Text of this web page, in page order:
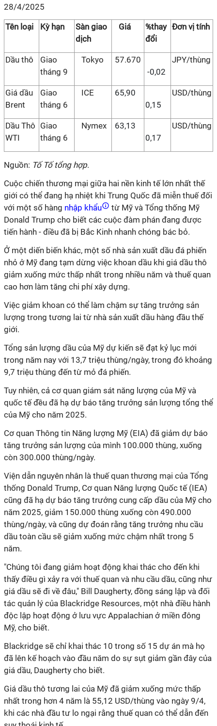
28/4/2025
Tên loại Kỳ hạn
Sàn giao
dịch
Giá
%thay
đổi
Đơn vị tính
Dầu thô
Giao
tháng 9
Tokyo
57.670
-0,02
JPY/thùng
Giá dầu
Brent
Giao
tháng 6
ICE
65,90
0,15
USD/thùng
Dầu Thô
WTI
Giao
tháng 6
Nymex
63,13
0,17
USD/thùng
Nguồn: Tố Tố tổng hợp.
Cuộc chiến thương mại giữa hai nền kinh tế lớn nhất thế
giới có thể đang hạ nhiệt khi Trung Quốc đã miễn thuế đối
với một số hàng nhập khẩu
từ Mỹ và Tổng thống Mỹ
Donald Trump cho biết các cuộc đàm phán đang được
tiến hành - điều đã bị Bắc Kinh nhanh chóng bác bỏ.
Ở một diến biến khác, một số nhà sản xuất dầu đá phiến
nhỏ ở Mỹ đang tạm dừng việc khoan dầu khi giá dầu thô
giảm xuống mức thấp nhất trong nhiều năm và thuế quan
cao hơn làm tăng chi phí xây dựng.
Việc giảm khoan có thể làm chậm sự tăng trưởng sản
lượng trong tương lai từ nhà sản xuất dầu hàng đầu thế
giới.
Tổng sản lượng dầu của Mỹ dự kiến sẽ đạt kỷ lục mới
trong năm nay với 13,7 triệu thùng/ngày, trong đó khoảng
9,7 triệu thùng đến từ mỏ đá phiến.
Tuy nhiên, cả cơ quan giám sát năng lượng của Mỹ và
quốc tế đều đã hạ dự báo tăng trưởng sản lượng tổng thể
của Mỹ cho năm 2025.
Cơ quan Thông tin Năng lượng Mỹ (EIA) đã giảm dự báo
tăng trưởng sản lượng của mình 100.000 thùng, xuống
còn 300.000 thùng/ngày.
Viện dẫn nguyên nhân là thuế quan thương mại của Tổng
thống Donald Trump, Cơ quan Năng lượng Quốc tế (IEA)
cũng đã hạ dự báo tăng trưởng cung cấp dầu của Mỹ cho
năm 2025, giảm 150.000 thùng xuống còn 490.000
thùng/ngày, và cũng dự đoán rằng tăng trưởng nhu cầu
dầu toàn cầu sẽ giảm xuống mức chậm nhất trong 5
năm.
"Chúng tôi đang giảm hoạt động khai thác cho đến khi
thấy điều gì xảy ra với thuế quan và nhu cầu dầu, cũng như
giá dầu sẽ đi về đâu," Bill Daugherty, đồng sáng lập và đối
tác quản lý của Blackridge Resources, một nhà điều hành
độc lập hoạt động ở lưu vực Appalachian ở miền đông
Mỹ, cho biết.
Blackridge sẽ chỉ khai thác 10 trong số 15 dự án mà họ
đã lên kế hoạch vào đầu năm do sự sụt giảm gần đây của
giá dầu, Daugherty cho biết.
Giá dầu thô tương lai của Mỹ đã giảm xuống mức thấp
nhất trong hơn 4 năm là 55,12 USD/thùng vào ngày 9/4,
khi các nhà đầu tư lo ngại rằng thuế quan có thể dẫn đến